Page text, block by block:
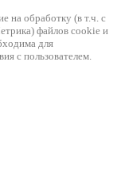
на обработку (в т.ч. с
файлов cookie и
для
с пользователем.